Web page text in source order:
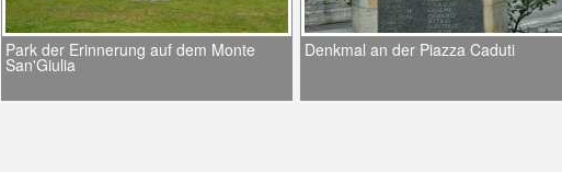
Park der Erinnerung auf dem Monte
San'Giulia
Denkmal an der Piazza Caduti